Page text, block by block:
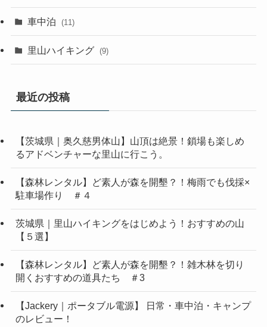
車中泊 (11)
里山ハイキング (9)
最近の投稿
【茨城県｜奥久慈男体山】山頂は絶景！鎖場も楽しめ
るアドベンチャーな里山に行こう。
【森林レンタル】ど素人が森を開墾？！梅雨でも伐採×
駐車場作り ＃４
茨城県｜里山ハイキングをはじめよう！おすすめの山
【５選】
【森林レンタル】ど素人が森を開墾？！雑木林を切り
開くおすすめの道具たち ＃3
【Jackery｜ポータブル電源】 日常・車中泊・キャンプ
のレビュー！